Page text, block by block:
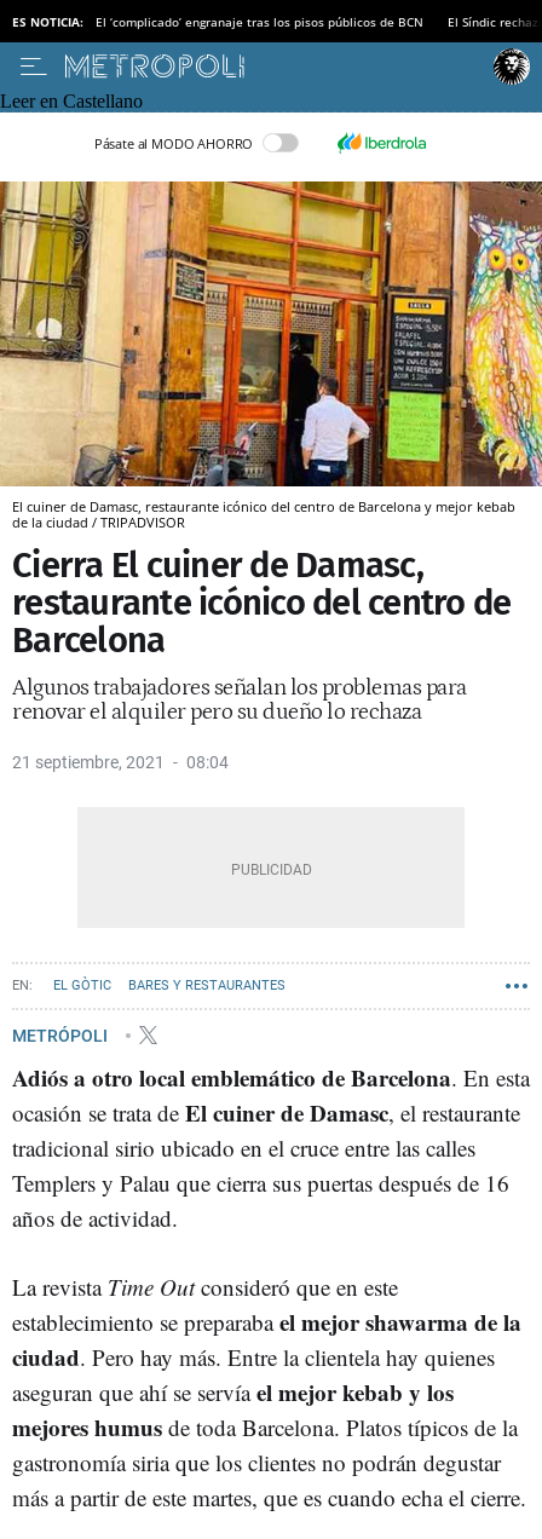
ES NOTICIA: El ‘complicado’ engranaje tras los pisos públicos de BCN El Síndic
Leer en Castellano
Pásate al MODO AHORRO
El cuiner de Damasc, restaurante icónico del centro de Barcelona y mejor kebab
de la ciudad / TRIPADVISOR
Cierra El cuiner de Damasc,
restaurante icónico del centro de
Barcelona
Algunos trabajadores señalan los problemas para
renovar el alquiler pero su dueño lo rechaza
21 septiembre, 2021 08:04
EL GÒTIC BARES Y RESTAURANTES
COMERCIOS EMBLEMÁTICOS DE BARCELONA
METRÓPOLI
Adiós a otro local emblemático de Barcelona. En esta
ocasión se trata de El cuiner de Damasc, el restaurante
tradicional sirio ubicado en el cruce entre las calles
Templers y Palau que cierra sus puertas después de 16
años de actividad.
La revista Time Outconsideró que en este
establecimiento se preparabael mejor shawarma de la
ciudad. Pero hay más. Entre la clientela hay quienes
aseguran que ahí se servíael mejor kebab y los
mejores humus de toda Barcelona. Platos típicos de la
gastronomía siria que los clientes no podrán degustar
más a partir de este martes, que es cuando echa el cierre.